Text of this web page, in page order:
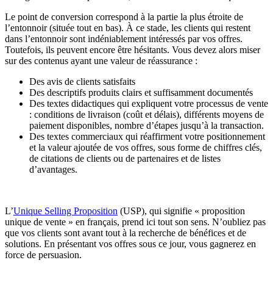
Le point de conversion correspond à la partie la plus étroite de
l’entonnoir (située tout en bas). À ce stade, les clients qui restent
dans l’entonnoir sont indéniablement intéressés par vos offres.
Toutefois, ils peuvent encore être hésitants. Vous devez alors miser
sur des contenus ayant une valeur de réassurance :
Des avis de clients satisfaits
Des descriptifs produits clairs et suffisamment documentés
Des textes didactiques qui expliquent votre processus de vente
: conditions de livraison (coût et délais), différents moyens de
paiement disponibles, nombre d’étapes jusqu’à la transaction.
Des textes commerciaux qui réaffirment votre positionnement
et la valeur ajoutée de vos offres, sous forme de chiffres clés,
de citations de clients ou de partenaires et de listes
d’avantages.
L’Unique Selling Proposition (USP), qui signifie « proposition
unique de vente » en français, prend ici tout son sens. N’oubliez pas
que vos clients sont avant tout à la recherche de bénéfices et de
solutions. En présentant vos offres sous ce jour, vous gagnerez en
force de persuasion.